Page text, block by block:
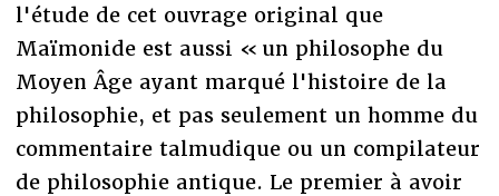
l'étude de cet ouvrage original que
Maïmonide est aussi « un philosophe du
Moyen Âge ayant marqué l'histoire de la
philosophie, et pas seulement un homme du
commentaire talmudique ou un compilateur
de philosophie antique. Le premier à avoir